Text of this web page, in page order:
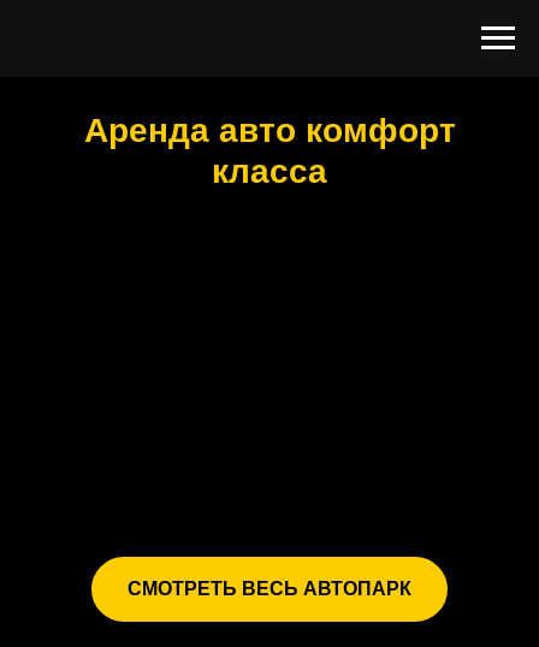
Аренда авто комфорт
класса
СМОТРЕТЬ ВЕСЬ АВТОПАРК